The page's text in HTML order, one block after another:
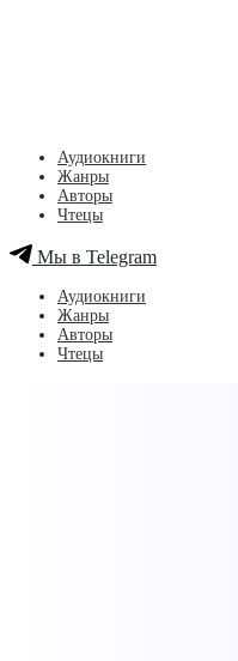
Аудиокниги
Жанры
Авторы
Чтецы
Мы в Telegram
Аудиокниги
Жанры
Авторы
Чтецы